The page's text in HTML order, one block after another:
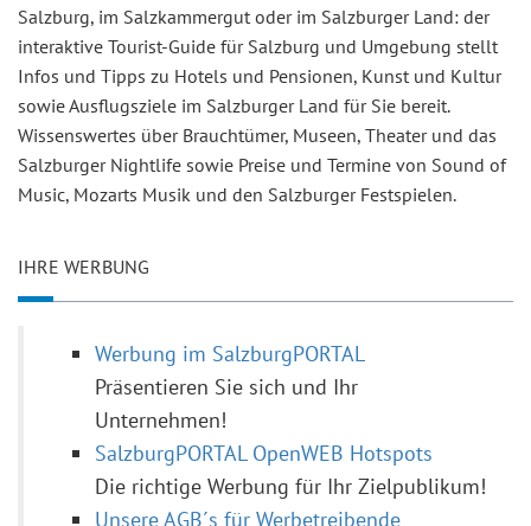
Salzburg, im Salzkammergut oder im Salzburger Land: der
interaktive Tourist-Guide für Salzburg und Umgebung stellt
Infos und Tipps zu Hotels und Pensionen, Kunst und Kultur
sowie Ausflugsziele im Salzburger Land für Sie bereit.
Wissenswertes über Brauchtümer, Museen, Theater und das
Salzburger Nightlife sowie Preise und Termine von Sound of
Music, Mozarts Musik und den Salzburger Festspielen.
IHRE WERBUNG
Werbung im SalzburgPORTAL
Präsentieren Sie sich und Ihr
Unternehmen!
SalzburgPORTAL OpenWEB Hotspots
Die richtige Werbung für Ihr Zielpublikum!
Unsere AGB´s für Werbetreibende